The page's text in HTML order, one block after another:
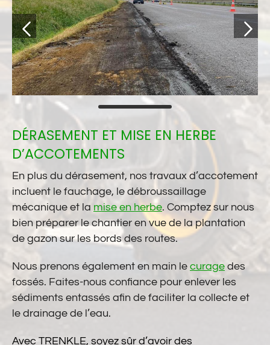
DÉRASEMENT ET MISE EN HERBE
D’ACCOTEMENTS
En plus du dérasement, nos travaux d’accotement
incluent le fauchage, le débroussaillage
mécanique et la mise en herbe. Comptez sur nous
bien préparer le chantier en vue de la plantation
de gazon sur les bords des routes.
Nous prenons également en main le curage des
fossés. Faites-nous confiance pour enlever les
sédiments entassés afin de faciliter la collecte et
le drainage de l’eau.
Avec TRENKLE, soyez sûr d’avoir des